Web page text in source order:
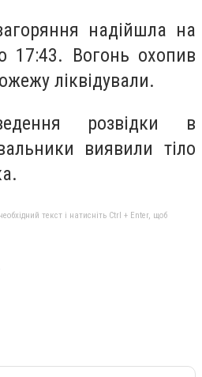
надійшла на
17:43. Вогонь охопив
ліквідували.
розвідки в
виявили тіло
текст і натисніть Ctrl + Enter, щоб